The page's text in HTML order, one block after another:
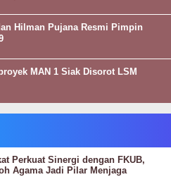
Hilman Pujana Resmi Pimpin
MAN 1 Siak Disorot LSM
Perkuat Sinergi dengan FKUB,
Agama Jadi Pilar Menjaga